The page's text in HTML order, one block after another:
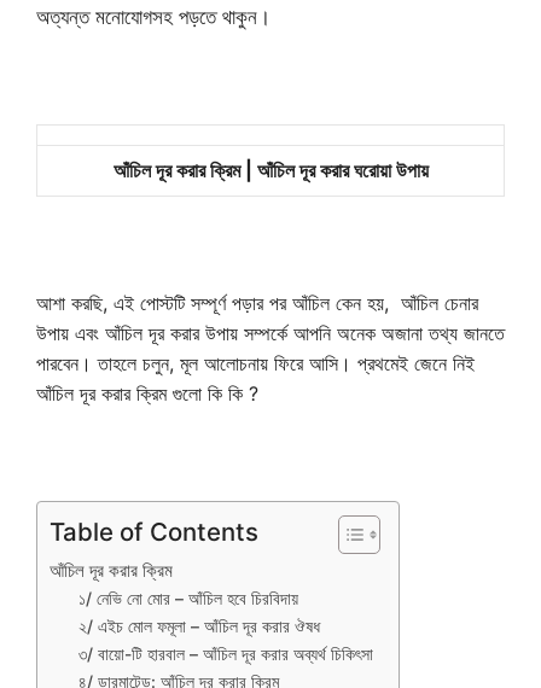
অত্যন্ত মনোযোগসহ পড়তে থাকুন।
আঁচিল দূর করার ক্রিম | আঁচিল দূর করার ঘরোয়া উপায়
আশা করছি, এই পোস্টটি সম্পূর্ণ পড়ার পর আঁচিল কেন হয়, আঁচিল চেনার
উপায় এবং আঁচিল দূর করার উপায় সম্পর্কে আপনি অনেক অজানা তথ্য জানতে
পারবেন। তাহলে চলুন, মূল আলোচনায় ফিরে আসি। প্রথমেই জেনে নিই
আঁচিল দূর করার ক্রিম গুলো কি কি ?
Table of Contents
আঁচিল দূর করার ক্রিম
১/ নেভি নো মোর – আঁচিল হবে চিরবিদায়
২/ এইচ মোল ফমূলা – আঁচিল দূর করার ঔষধ
৩/ বায়ো-টি হারবাল – আঁচিল দূর করার অব্যর্থ চিকিৎসা
৪/ ডারমাটেন্ড: আঁচিল দূর করার ক্রিম